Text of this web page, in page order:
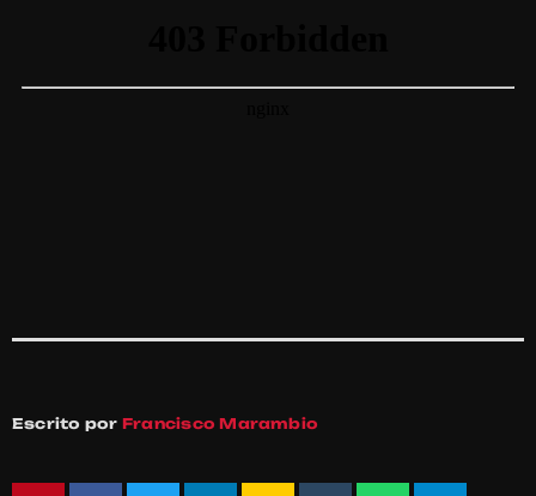
Escrito por Francisco Marambio